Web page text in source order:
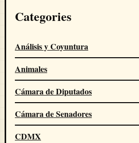
Categories
Análisis y Coyuntura
Animales
Cámara de Diputados
Cámara de Senadores
CDMX